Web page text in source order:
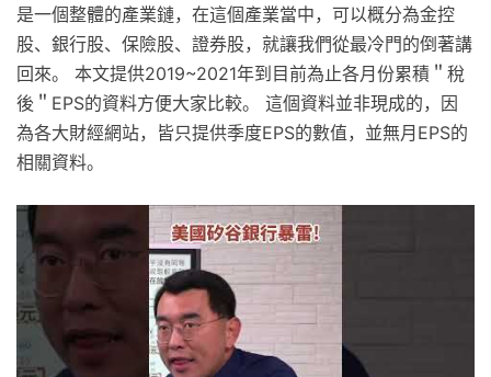
是一個整體的產業鏈，在這個產業當中，可以概分為金控
股、銀行股、保險股、證券股，就讓我們從最冷門的倒著講
回來。 本文提供2019~2021年到目前為止各月份累積＂稅
後＂EPS的資料方便大家比較。 這個資料並非現成的，因
為各大財經網站，皆只提供季度EPS的數值，並無月EPS的
相關資料。